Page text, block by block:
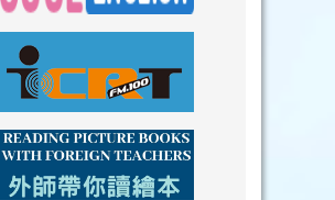
link to http://www.icrt.com.tw/